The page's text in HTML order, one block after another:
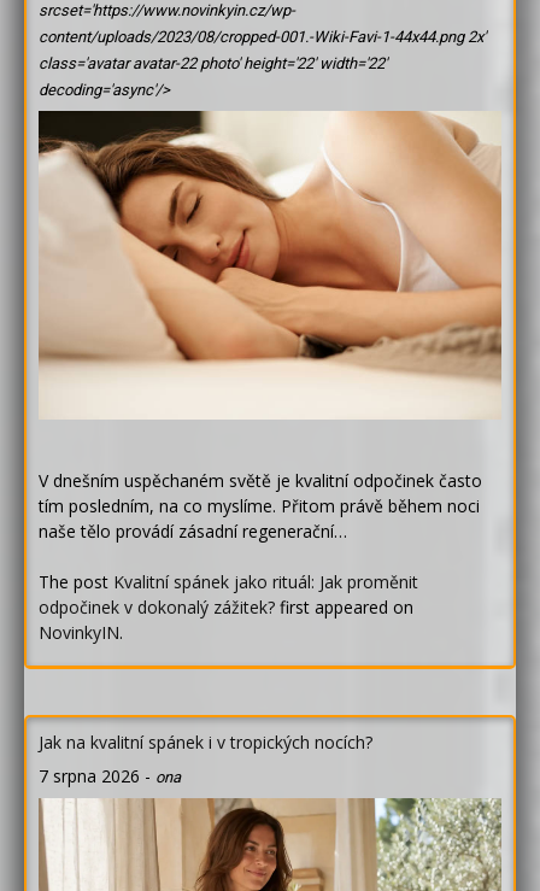
srcset='https://www.novinkyin.cz/wp-
content/uploads/2023/08/cropped-001.-Wiki-Favi-1-44x44.png 2x'
class='avatar avatar-22 photo' height='22' width='22'
decoding='async'/>
V dnešním uspěchaném světě je kvalitní odpočinek často
tím posledním, na co myslíme. Přitom právě během noci
naše tělo provádí zásadní regenerační…
The post Kvalitní spánek jako rituál: Jak proměnit
odpočinek v dokonalý zážitek? first appeared on
NovinkyIN.
Jak na kvalitní spánek i v tropických nocích?
7 srpna 2026 - ona